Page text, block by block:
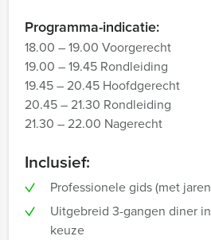
Programma-indicatie:
18.00 – 19.00 Voorgerecht
19.00 – 19.45 Rondleiding
19.45 – 20.45 Hoofdgerecht
20.45 – 21.30 Rondleiding
21.30 – 22.00 Nagerecht
Inclusief:
Professionele gids (met
Uitgebreid 3-gangen diner
keuze